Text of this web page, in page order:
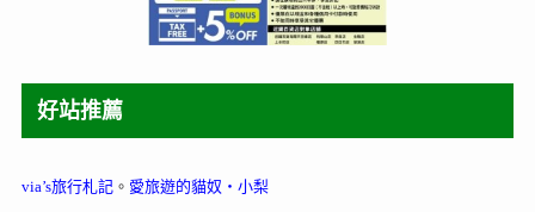
好站推薦
via’s旅行札記。 愛旅遊的貓奴‧小梨